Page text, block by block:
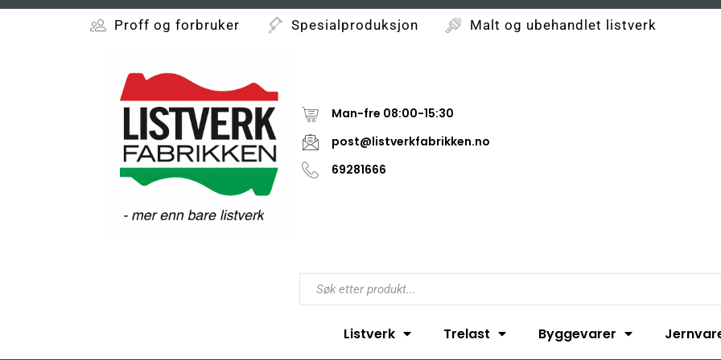
Proff og forbruker Spesialproduksjon Malt og ubehandlet listverk
Man-fre 08:00-15:30
post@listverkfabrikken.no
69281666
Listverk Trelast Byggevarer